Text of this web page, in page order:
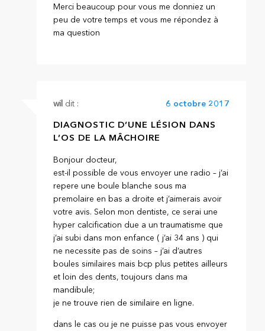
Merci beaucoup pour vous me donniez un
peu de votre temps et vous me répondez à
ma question
wil dit : 6 octobre 2017
DIAGNOSTIC D’UNE LÉSION DANS
L’OS DE LA MÂCHOIRE
Bonjour docteur,
est-il possible de vous envoyer une radio – j’ai
repere une boule blanche sous ma
premolaire en bas a droite et j’aimerais avoir
votre avis. Selon mon dentiste, ce serai une
hyper calcification due a un traumatisme que
j’ai subi dans mon enfance ( j’ai 34 ans ) qui
ne necessite pas de soins – j’ai d’autres
boules similaires mais bcp plus petites ailleurs
et loin des dents, toujours dans ma
mandibule;
je ne trouve rien de similaire en ligne.
dans le cas ou je ne puisse pas vous envoyer